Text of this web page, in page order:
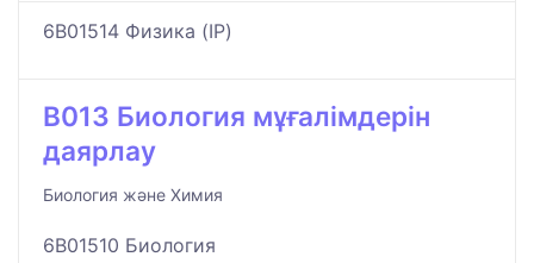
6B01514 Физика (IP)
B013 Биология мұғалімдерін
даярлау
Биология және Химия
6B01510 Биология